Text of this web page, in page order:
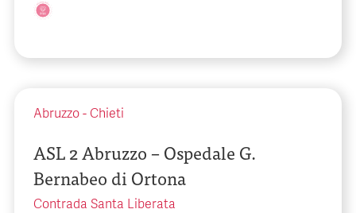
Abruzzo - Chieti
ASL 2 Abruzzo – Ospedale G.
Bernabeo di Ortona
Contrada Santa Liberata